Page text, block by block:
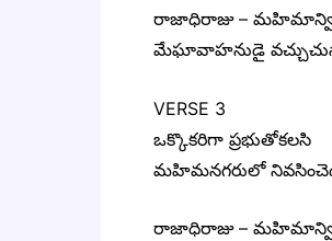
రాజాధిరాజు –
మేఘావాహనుడై
VERSE 3
ఒక్కొకరిగా ప్రభుతోకలసి
మహిమనగరులో
రాజాధిరాజు –